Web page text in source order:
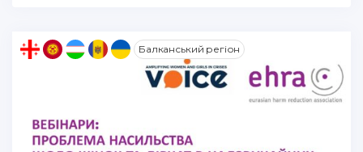
Балканський регіон